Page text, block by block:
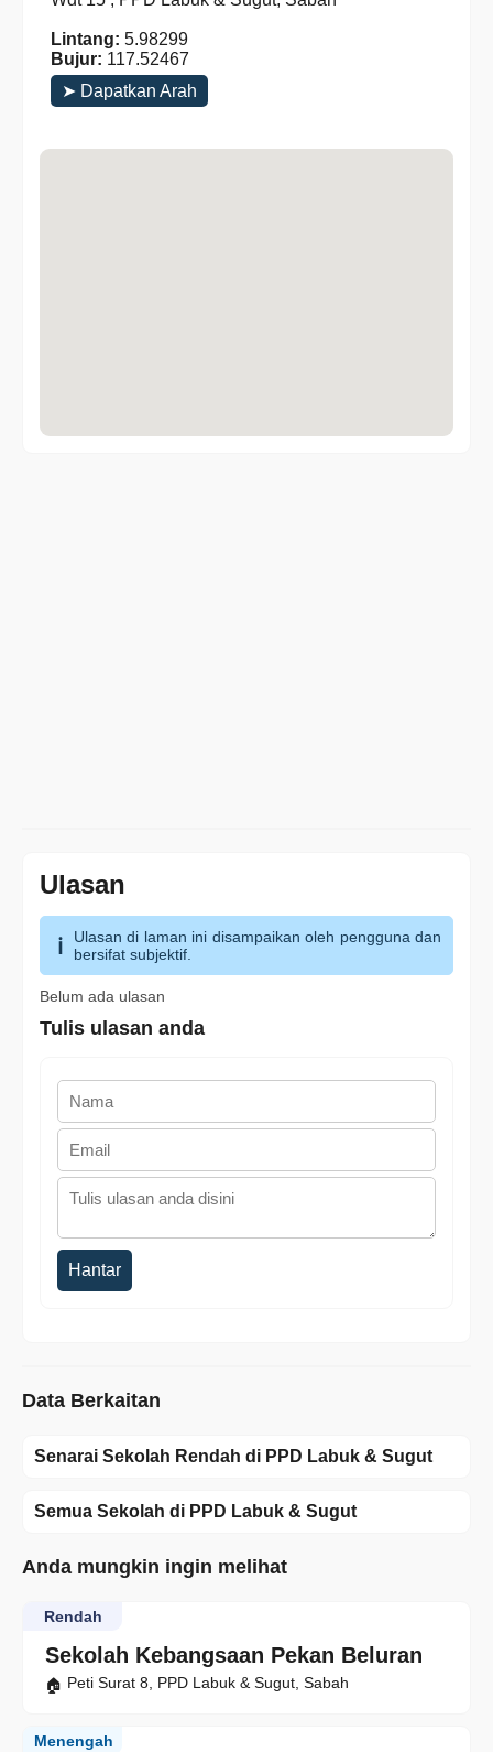
Lintang: 5.98299
Bujur: 117.52467
➤ Dapatkan Arah
Ulasan
Ulasan di laman ini disampaikan oleh pengguna dan
bersifat subjektif.
Belum ada ulasan
Tulis ulasan anda
Hantar
Data Berkaitan
Senarai Sekolah Rendah di PPD Labuk & Sugut
Semua Sekolah di PPD Labuk & Sugut
Anda mungkin ingin melihat
Sekolah Kebangsaan Pekan Beluran
Rendah
Peti Surat 8, PPD Labuk & Sugut, Sabah
Menengah